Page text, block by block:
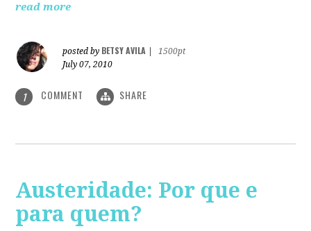
read more
posted by BETSY AVILA
1500pt
July 07, 2010
1 COMMENT SHARE
Austeridade: Por que e
para quem?